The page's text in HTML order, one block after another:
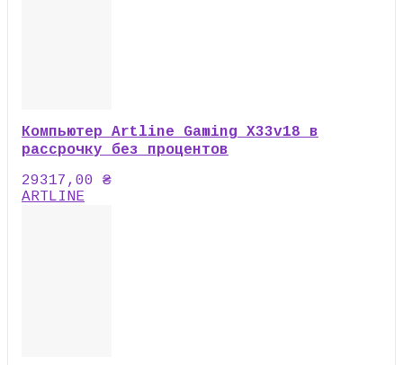
Компьютер Artline Gaming X33v18 в
рассрочку без процентов
29317,00 ₴
ARTLINE